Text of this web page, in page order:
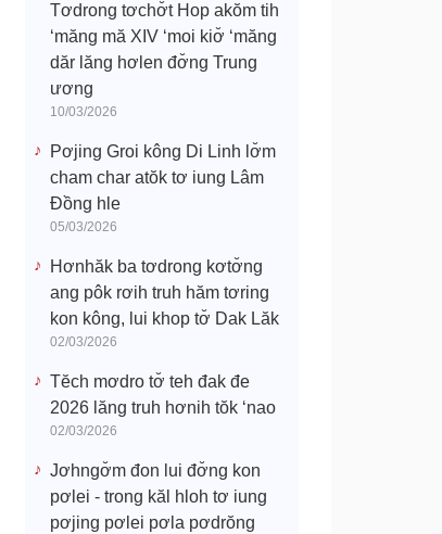
Tơdrong tơchơ̆t Hop akŏm tih
‘măng mă XIV ‘moi kiơ̆ ‘măng
dăr lăng hơlen đơ̆ng Trung
ương
10/03/2026
Pơjing Groi kông Di Linh lơ̆m
cham char atŏk tơ iung Lâm
Đồng hle
05/03/2026
Hơnhăk ba tơdrong kơtơ̆ng
ang pôk rơih truh hăm tơring
kon kông, lui khop tơ̆ Dak Lăk
02/03/2026
Tĕch mơdro tơ̆ teh đak đe
2026 lăng truh hơnih tŏk ‘nao
02/03/2026
Jơhngơ̆m đon lui đơ̆ng kon
pơlei - trong kăl hloh tơ iung
pơjing pơlei pơla pơdrŏng